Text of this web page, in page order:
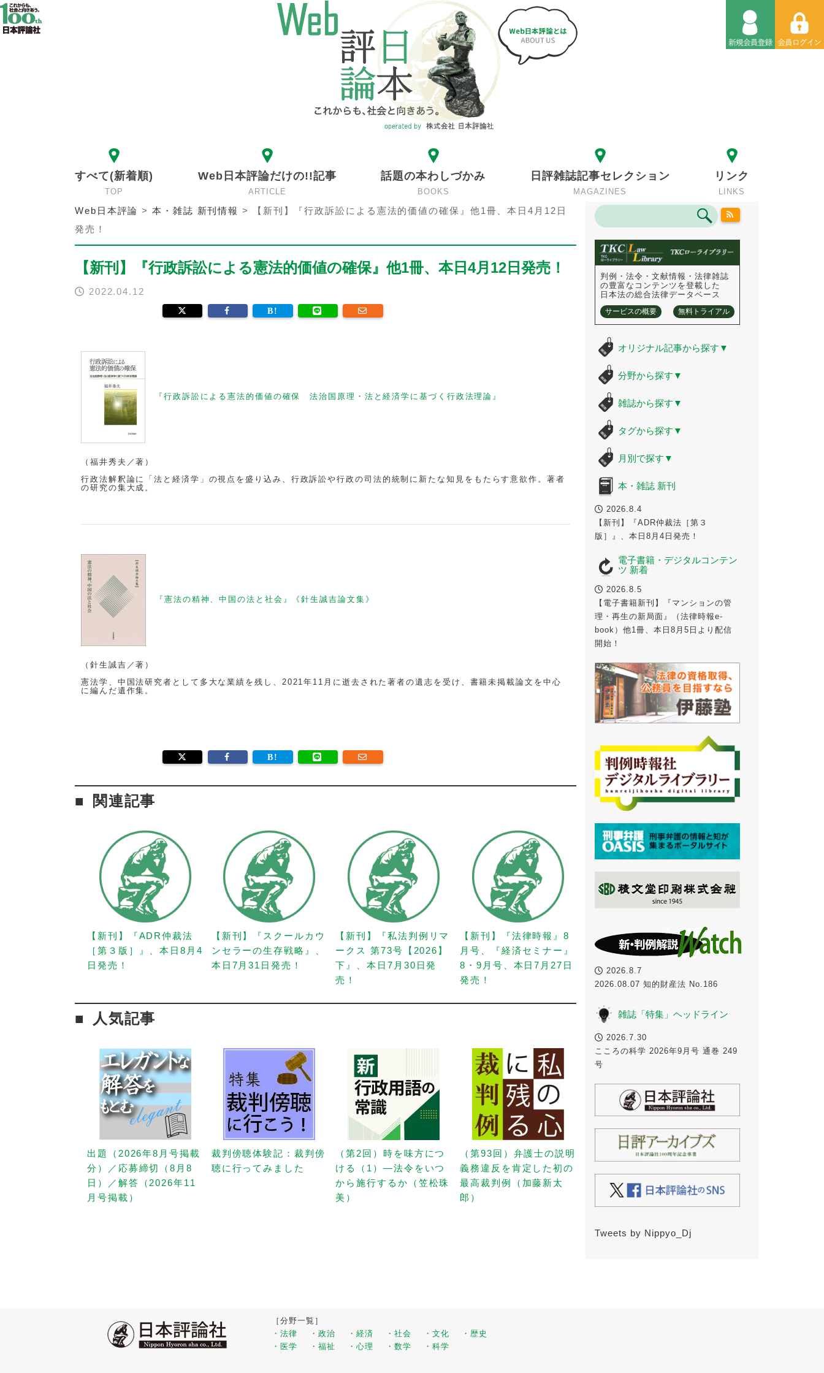
すべて(新着順)
TOP
Web日本評論だけの!!記事
ARTICLE
話題の本わしづかみ
BOOKS
日評雑誌記事セレクション
MAGAZINES
リンク
LINKS
Web日本評論 >本・雑誌 新刊情報 >
【新刊】『行政訴訟による憲法的価値の確保』他1冊、本日4月12日
発売！
【新刊】『行政訴訟による憲法的価値の確保』他1冊、本日4月12日発売！
2022.04.12
『行政訴訟による憲法的価値の確保 法治国原理・法と経済学に基づく行政法理論』
（福井秀夫／著）
行政法解釈論に「法と経済学」の視点を盛り込み、行政訴訟や行政の司法的統制に新たな知見をもたらす意欲作。著者
の研究の集大成。
『憲法の精神、中国の法と社会』《針生誠吉論文集》
（針生誠吉／著）
憲法学、中国法研究者として多大な業績を残し、2021年11月に逝去された著者の遺志を受け、書籍未掲載論文を中心
に編んだ遺作集。
関連記事
【新刊】『ADR仲裁法
［第３版］』、本日8月4
日発売！
【新刊】『スクールカウ
ンセラーの生存戦略』、
本日7月31日発売！
【新刊】『私法判例リマ
ークス 第73号【2026】
下』、本日7月30日発
売！
【新刊】『法律時報』8
月号、『経済セミナー』
8・9月号、本日7月27日
発売！
人気記事
出題（2026年8月号掲載
分）／応募締切（8月8
日）／解答（2026年11
月号掲載）
裁判傍聴体験記：裁判傍
聴に行ってみました
（第2回）時を味方につ
ける（1）—法令をいつ
から施行するか（笠松珠
美）
（第93回）弁護士の説明
義務違反を肯定した初の
最高裁判例（加藤新太
郎）
判例・法令・文献情報・法律雑誌
の豊富なコンテンツを登載した
日本法の総合法律データベース
サービスの概要 無料トライアル
オリジナル記事から探す ▼
分野から探す ▼
雑誌から探す ▼
タグから探す ▼
月別で探す ▼
本・雑誌 新刊
2026.8.4
【新刊】『ADR仲裁法［第３
版］』、本日8月4日発売！
電子書籍・デジタルコンテン
ツ 新着
2026.8.5
【電子書籍新刊】『マンションの管
理・再生の新局面』（法律時報e-
book）他1冊、本日8月5日より配信
開始！
2026.8.7
2026.08.07 知的財産法 No.186
雑誌「特集」ヘッドライン
2026.7.30
こころの科学 2026年9月号 通巻 249
号
Tweets by Nippyo_Dj
［分野一覧］
・法律
・政治 ・経済 ・社会 ・文化
・歴史
・医学
・福祉 ・心理 ・数学 ・科学